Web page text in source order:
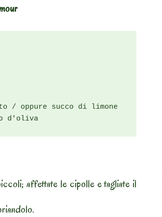
/ oppure succo di limone
d'oliva
affettate le cipolle e tagliate il